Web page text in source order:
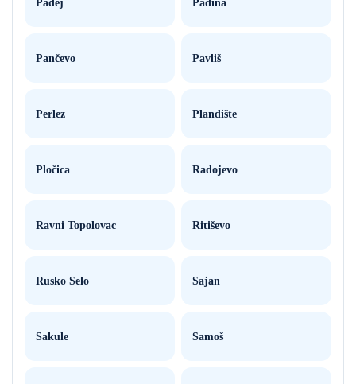
Pančevo Pavliš
Perlez Plandište
Pločica Radojevo
Ravni Topolovac Ritiševo
Rusko Selo Sajan
Sakule Samoš